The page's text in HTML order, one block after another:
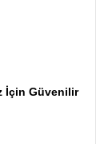
İçin Güvenilir